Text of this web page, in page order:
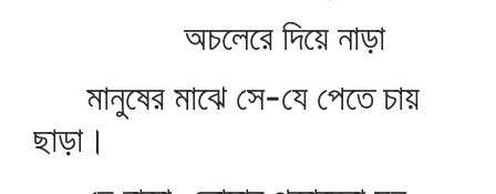
অচলেরে দিয়ে নাড়া
মানুষের মাঝে সে-যে পেতে চায়
ছাড়া।